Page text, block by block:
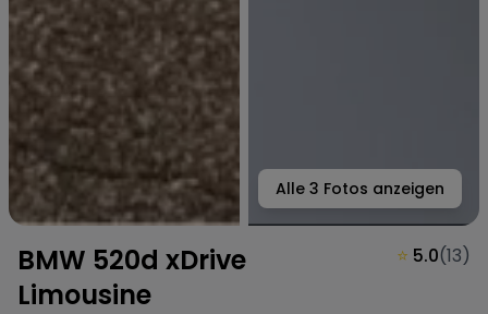
Alle 3 Fotos anzeigen
BMW 520d xDrive
Limousine
⭐ 5.0(13)